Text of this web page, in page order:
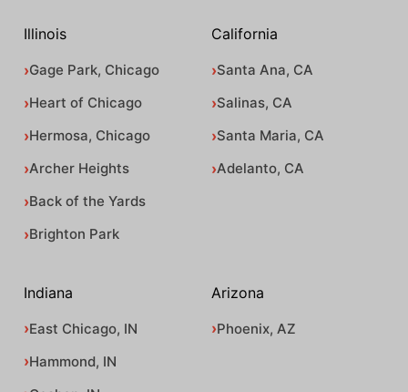
Illinois
Gage Park, Chicago
Heart of Chicago
Hermosa, Chicago
Archer Heights
Back of the Yards
Brighton Park
California
Santa Ana, CA
Salinas, CA
Santa Maria, CA
Adelanto, CA
Indiana
East Chicago, IN
Hammond, IN
Arizona
Phoenix, AZ